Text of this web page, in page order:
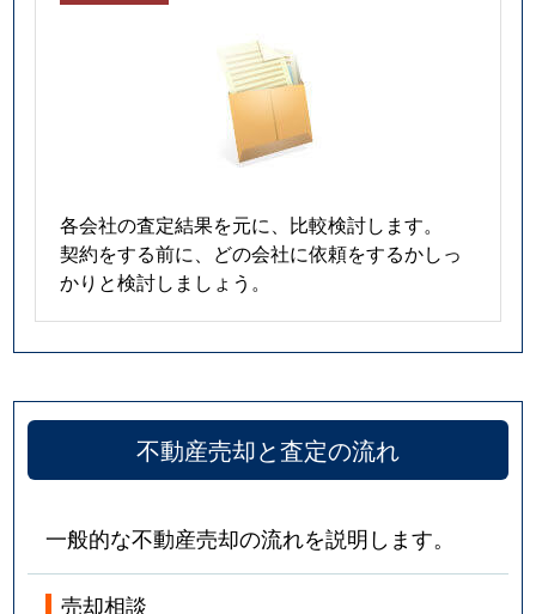
各会社の査定結果を元に、比較検討します。
契約をする前に、どの会社に依頼をするかしっ
かりと検討しましょう。
不動産売却と査定の流れ
一般的な不動産売却の流れを説明します。
売却相談